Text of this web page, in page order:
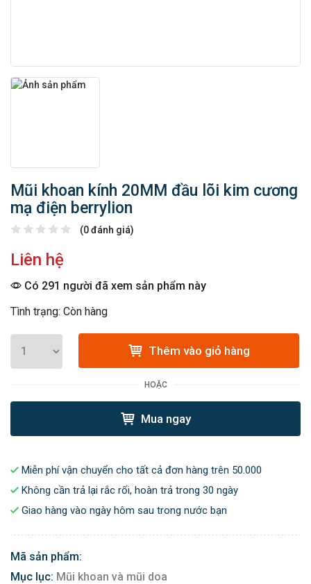
Mũi khoan kính 20MM đầu lõi kim cương
mạ điện berrylion
(0 đánh giá)
Liên hệ
Có 291 người đã xem sản phẩm này
Tình trạng: Còn hàng
Thêm vào giỏ hàng
HOẶC
Mua ngay
Miễn phí vận chuyển cho tất cả đơn hàng trên 50.000
Không cần trả lại rắc rối, hoàn trả trong 30 ngày
Giao hàng vào ngày hôm sau trong nước bạn
Mã sản phẩm:
Mục lục: Mũi khoan và mũi doa